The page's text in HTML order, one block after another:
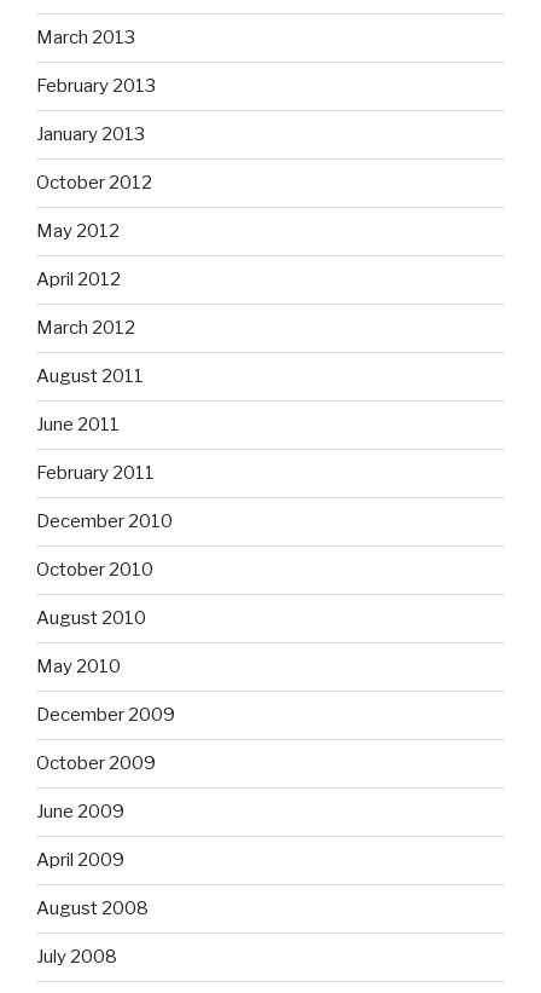
March 2013
February 2013
January 2013
October 2012
May 2012
April 2012
March 2012
August 2011
June 2011
February 2011
December 2010
October 2010
August 2010
May 2010
December 2009
October 2009
June 2009
April 2009
August 2008
July 2008